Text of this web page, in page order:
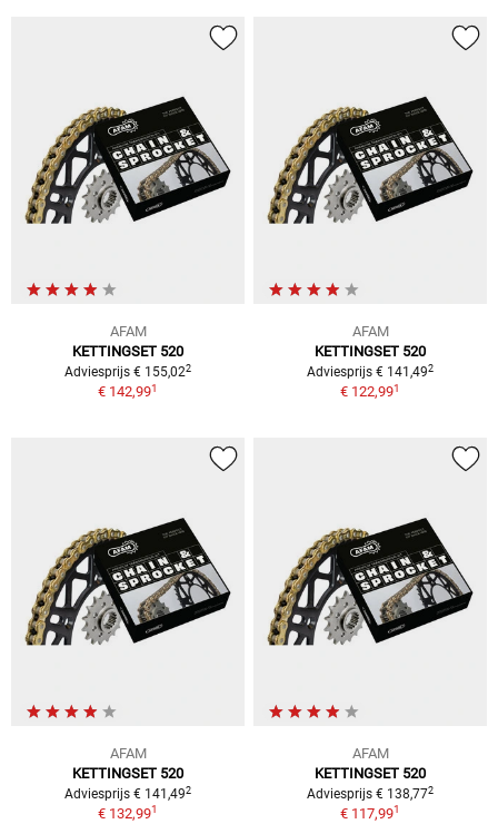
AFAM
KETTINGSET 520
Adviesprijs € 155,022
€ 142,991
AFAM
KETTINGSET 520
Adviesprijs € 141,492
€ 122,991
AFAM
KETTINGSET 520
Adviesprijs € 141,492
€ 132,991
AFAM
KETTINGSET 520
Adviesprijs € 138,772
€ 117,991